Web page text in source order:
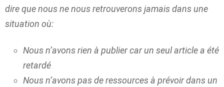
dire que nous ne nous retrouverons jamais dans une
situation où:
Nous n’avons rien à publier car un seul article a été
retardé
Nous n’avons pas de ressources à prévoir dans un